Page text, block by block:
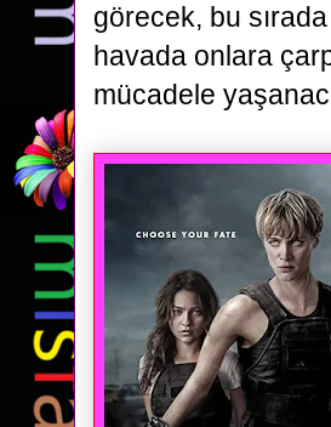
görecek, bu
havada onlara
mücadele